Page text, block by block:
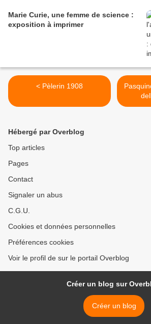
Marie Curie, une femme de science :
exposition à imprimer
< Pèlerin 1908
Hébergé par Overblog
Top articles
Pages
Contact
Signaler un abus
C.G.U.
Cookies et données personnelles
Préférences cookies
Voir le profil de sur le portail Overblog
Créer un blog sur
Créer un blog